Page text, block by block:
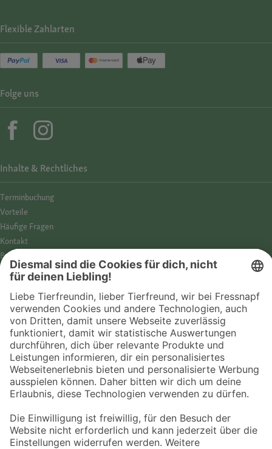
© 2026 Fressnapf Tiernahrungs GmbH
Inhalte & Rechtliches
Termin­buchung
Vorteile
Häufige Fragen
Kontakt
Barrierefreiheit
Impressum
Datenschutz­hinweise
Cookies
AGB
Entdecke Fressnapf
Tierversicherung
GPS-Tracker
Fressnapf Salon
Online-Shop
Flexible Zahlarten
Folge uns